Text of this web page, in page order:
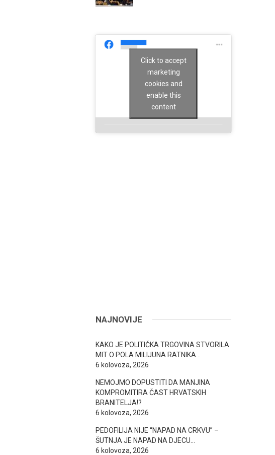
Click to accept
marketing
cookies and
enable this
content
NAJNOVIJE
KAKO JE POLITIČKA TRGOVINA STVORILA
MIT O POLA MILIJUNA RATNIKA…
6 kolovoza, 2026
NEMOJMO DOPUSTITI DA MANJINA
KOMPROMITIRA ČAST HRVATSKIH
BRANITELJA!?
6 kolovoza, 2026
PEDOFILIJA NIJE “NAPAD NA CRKVU” –
ŠUTNJA JE NAPAD NA DJECU…
6 kolovoza, 2026